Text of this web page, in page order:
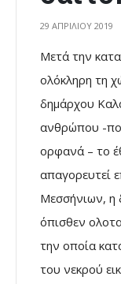
29 ΑΠΡΙΛΊΟΥ 2019
Μετά την
ολόκληρη τη
δημάρχου
ανθρώπου -
ορφανά – το
απαγορευτεί
Μεσσήνιων, η
όπισθεν
την οποία
του νεκρού